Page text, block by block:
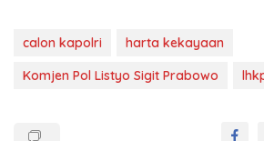
calon kapolri
harta kekayaan
Komjen Pol Listyo Sigit Prabowo